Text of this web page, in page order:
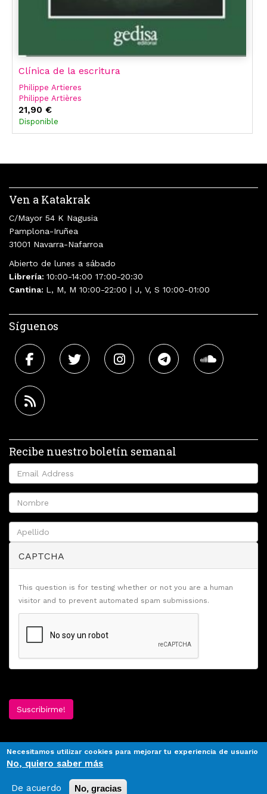
Clínica de la escritura
Philippe Artieres
Philippe Artières
21,90 €
Disponible
Ven a Katakrak
C/Mayor 54 K Nagusia
Pamplona-Iruñea
31001 Navarra-Nafarroa
Abierto de lunes a sábado
Librería: 10:00-14:00 17:00-20:30
Cantina: L, M, M 10:00-22:00 | J, V, S 10:00-01:00
Síguenos
Recibe nuestro boletín semanal
CAPTCHA
This question is for testing whether or not you are a human
visitor and to prevent automated spam submissions.
Suscribirme!
Necesitamos utilizar cookies para mejorar tu experiencia de usuario
No, quiero saber más
De acuerdo No, gracias